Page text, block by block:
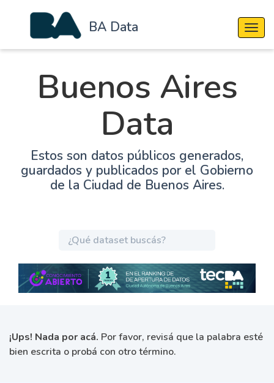
BA Data
Buenos Aires
Data
Estos son datos públicos generados,
guardados y publicados por el Gobierno
de la Ciudad de Buenos Aires.
¡Ups! Nada por acá. Por favor, revisá que la palabra esté
bien escrita o probá con otro término.